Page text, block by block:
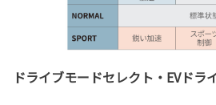
ドライブモードセレクト・EVドラ